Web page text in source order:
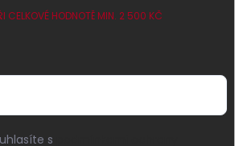
CELKOVÉ HODNOTĚ MIN. 2 500 KČ
s